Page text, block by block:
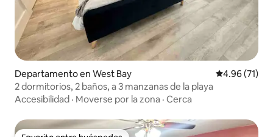
Departamento en West Bay Calificación
4.96 (71)
2 dormitorios, 2 baños, a 3 manzanas de la playa
Accesibilidad · Moverse por la zona · Cerca